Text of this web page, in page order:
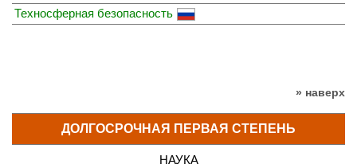
Техносферная безопасность
» наверх
ДОЛГОСРОЧНАЯ ПЕРВАЯ СТЕПЕНЬ
НАУКА